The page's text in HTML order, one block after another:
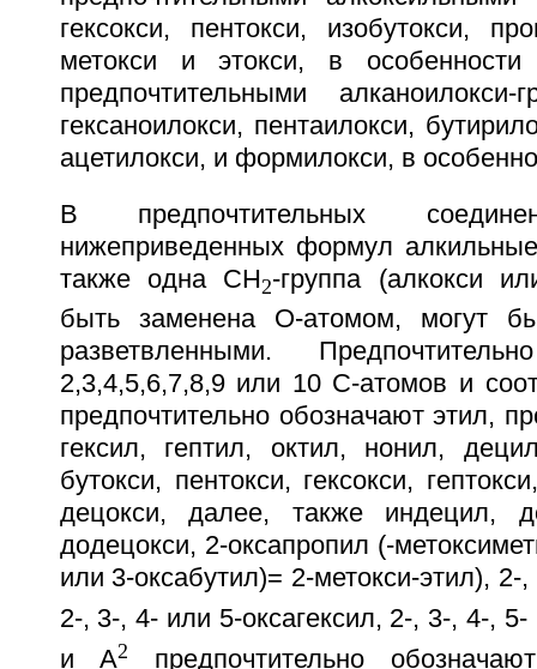
гексокси, пентокси, изобутокси,
метокси и этокси, в особенности
предпочтительными
гексаноилокси, пентаилокси,
ацетилокси, и формилокси, в
В предпочтительных
нижеприведенных формул
также одна СH2-группа (алкокси
быть заменена О-атомом, могут
разветвленными.
2,3,4,5,6,7,8,9 или 10 С-атомов и
предпочтительно обозначают этил,
гексил, гептил, октил, нонил,
бутокси, пентокси, гексокси,
децокси, далее, также индецил,
додецокси, 2-оксапропил (-
или 3-оксабутил)= 2-метокси-этил), 2-
2-, 3-, 4- или 5-оксагексил, 2-, 3-, 4-,
и А2
предпочтительно